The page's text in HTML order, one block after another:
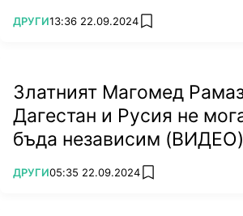
ПОВЕЧЕ ОТ
ДРУГИ13:36 22.09.2024 add favorites
Златният Магомед
Дагестан и Русия не
бъда независим (ВИДЕО)
ПОВЕЧЕ ОТ
ДРУГИ05:35 22.09.2024 add favorites